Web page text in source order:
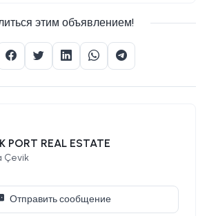
этим объявлением!
PORT REAL ESTATE
Çevik
Отправить сообщение